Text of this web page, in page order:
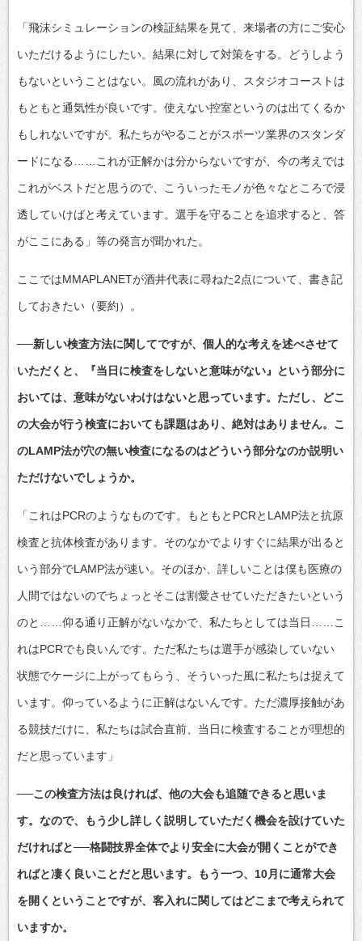
「飛沫シミュレーションの検証結果を見て、来場者の方にご安心
いただけるようにしたい。結果に対して対策をする。どうしよう
もないということはない。風の流れがあり、スタジオコーストは
もともと通気性が良いです。使えない控室というのは出てくるか
もしれないですが。私たちがやることがスポーツ業界のスタンダ
ードになる……これが正解かは分からないですが、今の考えでは
これがベストだと思うので、こういったモノが色々なところで浸
透していけばと考えています。選手を守ることを追求すると、答
がここにある」等の発言が聞かれた。
ここではMMAPLANETが酒井代表に尋ねた2点について、書き記
しておきたい（要約）。
──新しい検査方法に関してですが、個人的な考えを述べさせて
いただくと、『当日に検査をしないと意味がない』という部分に
おいては、意味がないわけはないと思っています。ただし、どこ
の大会が行う検査においても課題はあり、絶対はありません。こ
のLAMP法が穴の無い検査になるのはどういう部分なのか説明い
ただけないでしょうか。
「これはPCRのようなものです。もともとPCRとLAMP法と抗原
検査と抗体検査があります。そのなかでよりすぐに結果が出ると
いう部分でLAMP法が速い。そのほか、詳しいことは僕も医療の
人間ではないのでちょっとそこは割愛させていただきたいという
のと……仰る通り正解がないなかで、私たちとしては当日……こ
れはPCRでも良いんです。ただ私たちは選手が感染していない
状態でケージに上がってもらう、そういった風に私たちは捉えて
います。仰っているように正解はないんです。ただ濃厚接触があ
る競技だけに、私たちは試合直前、当日に検査することが理想的
だと思っています」
──この検査方法は良ければ、他の大会も追随できると思いま
す。なので、もう少し詳しく説明していただく機会を設けていた
だければと──格闘技界全体でより安全に大会が開くことができ
ればと凄く良いことだと思います。もう一つ、10月に通常大会
を開くということですが、客入れに関してはどこまで考えられて
いますか。